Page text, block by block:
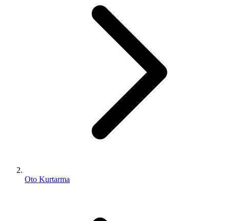
Oto Kurtarma